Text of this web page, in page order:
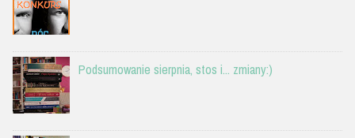
Podsumowanie sierpnia, stos i... zmiany:)